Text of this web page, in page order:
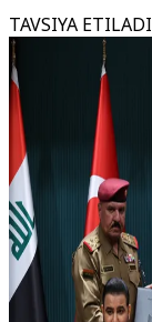
TAVSIYA ETILADI